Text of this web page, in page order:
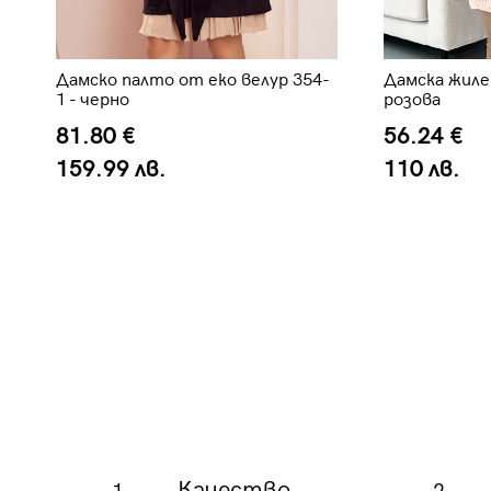
Дамско палто от еко велур 354-
1 - черно
81.80 €
159.99 лв.
Дамска
розова
56.24 €
110 лв.